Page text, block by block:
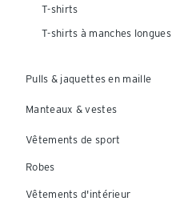
T-shirts
T-shirts à manches longues
Pulls & jaquettes en maille
Manteaux & vestes
Vêtements de sport
Robes
Vêtements d'intérieur